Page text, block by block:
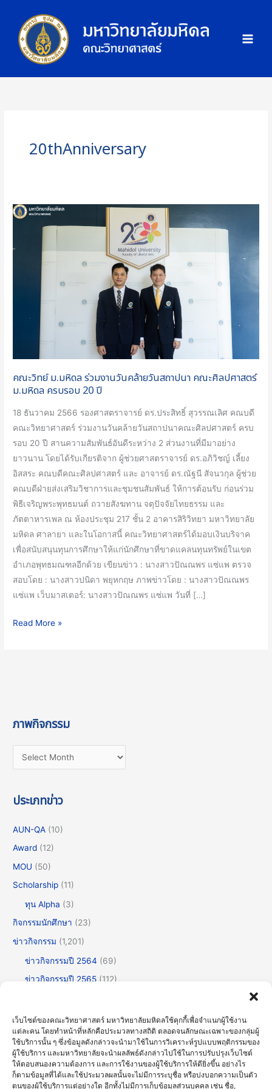
เว็บไซต์ของคณะวิทยาศาสตร์ มหาวิทยาลัยมหิดลใช้คุกกี้เพื่อจำแนกผู้ใช้งาน
แต่ละคน โดยทำหน้าที่หลักคือประมวลทางสถิติ ตลอดจนลักษณะเฉพาะของกลุ่มผู้
ใช้บริการนั้น ๆ ซึ่งข้อมูลดังกล่าวจะนำมาใช้ในการวิเคราะห์รูปแบบพฤติกรรมของ
ผู้ใช้บริการ และมหาวิทยาลัยจะนำผลลัพธ์ดังกล่าวไปใช้ในการปรับปรุงเว็บไซต์
ให้ตอบสนองความต้องการ และการใช้งานของผู้ใช้บริการให้ดียิ่งขึ้น อย่างไร
ก็ตามข้อมูลที่ได้และใช้ประมวลผลนั้นจะไม่มีการระบุชื่อ หรือบ่งบอกความเป็นตัว
ตนของผู้ใช้บริการแต่อย่างใด อีกทั้งไม่มีการเก็บข้อมูลส่วนบุคคล เช่น ชื่อ,
content
20thAnniversary
คณะวิทย์ ม.มหิดล ร่วมงานวันคล้ายวันสถาปนา คณะศิลปศาสตร์
ม.มหิดล ครบรอบ 20 ปี
18 ธันวาคม 2566 รองศาสตราจารย์ ดร.ประสิทธิ์ สุวรรณเลิศ คณบดี
คณะวิทยาศาสตร์ ร่วมงานวันคล้ายวันสถาปนาคณะศิลปศาสตร์ ครบ
รอบ 20 ปี สานความสัมพันธ์อันดีระหว่าง 2 ส่วนงานที่มีมาอย่าง
ยาวนาน โดยได้รับเกียรติจาก ผู้ช่วยศาสตราจารย์ ดร.อภิวิชญ์ เลี้ยง
อิสสระ คณบดีคณะศิลปศาสตร์ และ อาจารย์ ดร.ณัฐนี สัจนวกุล ผู้ช่วย
คณบดีฝ่ายส่งเสริมวิชาการและชุมชนสัมพันธ์ ให้การต้อนรับ ก่อนร่วม
พิธีเจริญพระพุทธมนต์ ถวายสังฆทาน จตุปัจจัยไทยธรรม และ
ภัตตาหารเพล ณ ห้องประชุม 217 ชั้น 2 อาคารสิริวิทยา มหาวิทยาลัย
มหิดล ศาลายา และในโอกาสนี้ คณะวิทยาศาสตร์ได้มอบเงินบริจาค
เพื่อสนับสนุนทุนการศึกษาให้แก่นักศึกษาที่ขาดแคลนทุนทรัพย์ในเขต
อำเภอพุทธมณฑลอีกด้วย เขียนข่าว : นางสาวปัณณพร แซ่แพ ตรวจ
สอบโดย : นางสาวปนิดา พยุหกฤษ ภาพข่าวโดย : นางสาวปัณณพร
แซ่แพ เว็บมาสเตอร์: นางสาวปัณณพร แซ่แพ วันที่ […]
คณะ
สถาปนา
ม.มหิดล
ครบ
รอบ
Read More »
ภาพกิจกรรม
ประเภทข่าว
AUN-QA (10)
Award (12)
MOU (50)
Scholarship (11)
ทุน Alpha (3)
กิจกรรมนักศึกษา (23)
ข่าวกิจกรรม (1,201)
ข่าวกิจกรรมปี 2564 (69)
ข่าวกิจกรรมปี 2565 (112)
ข่าวกิจกรรมปี 2567 (252)
ข่าวกิจกรรมปี 2568(355)
ข่าวกิจกรรมปี 2569(191)
ข่าวทั่วไป(716)